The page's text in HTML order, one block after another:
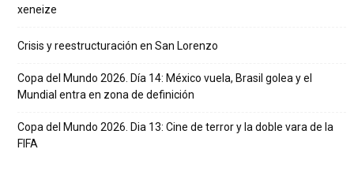
xeneize
Crisis y reestructuración en San Lorenzo
Copa del Mundo 2026. Día 14: México vuela, Brasil golea y el
Mundial entra en zona de definición
Copa del Mundo 2026. Dia 13: Cine de terror y la doble vara de la
FIFA